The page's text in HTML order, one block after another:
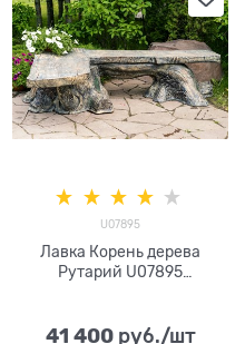
U07895
Лавка Корень дерева
Рутарий U07895
41 400 руб./шт